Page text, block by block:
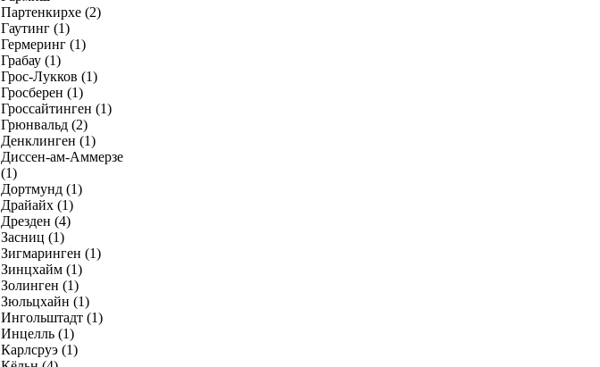
Партенкирхе (2)
Гаутинг (1)
Гермеринг (1)
Грабау (1)
Грос-Лукков (1)
Гросберен (1)
Гроссайтинген (1)
Грюнвальд (2)
Денклинген (1)
Диссен-ам-Аммерзе
(1)
Дортмунд (1)
Драйайх (1)
Дрезден (4)
Засниц (1)
Зигмаринген (1)
Зинцхайм (1)
Золинген (1)
Зюльцхайн (1)
Ингольштадт (1)
Инцелль (1)
Карлсруэ (1)